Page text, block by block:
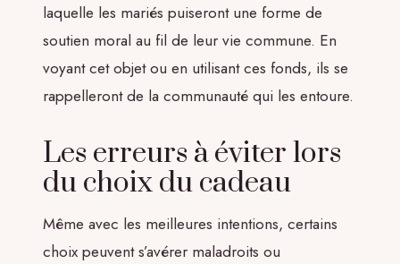
laquelle les mariés puiseront une forme de
soutien moral au fil de leur vie commune. En
voyant cet objet ou en utilisant ces fonds, ils se
rappelleront de la communauté qui les entoure.
Les erreurs à éviter lors
du choix du cadeau
Même avec les meilleures intentions, certains
choix peuvent s’avérer maladroits ou